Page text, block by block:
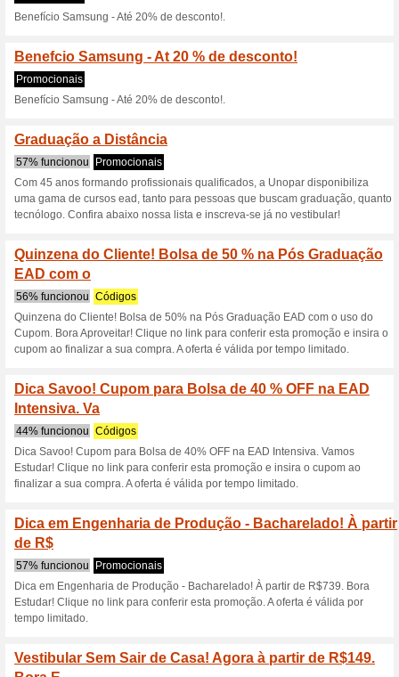
Descontos e
Unopar Curso
co
100% funcionou
Faça sua inscrição na
cursos presenciais,
% apenas para o 1º
vestibulares.com.br/
Curso de Direito
Unopar